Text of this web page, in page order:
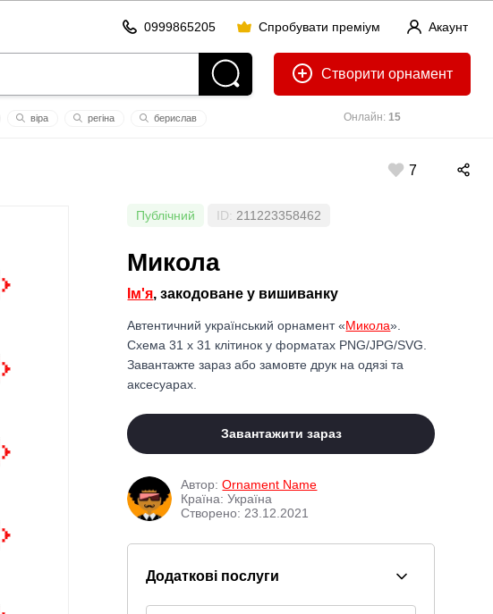
Акаунт
0999865205 Спробувати преміум
Створити
Онлайн: 15
віра регіна
берислав
7
Публічний ID: 211223358462
Микола
Ім'я, закодоване у вишиванку
Автентичний український орнамент «Микола».
Схема 31 x 31 клітинок у форматах PNG/JPG/SVG.
Завантажте зараз або замовте друк на одязі та
аксесуарах.
Завантажити зараз
Автор:Ornament Name
Країна: Україна
Створено: 23.12.2021
Додаткові послуги